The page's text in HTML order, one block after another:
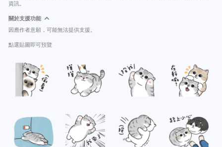
資訊。
關於支援功能
因應作者意願，可能無法提供支援。
點選貼圖即可預覽